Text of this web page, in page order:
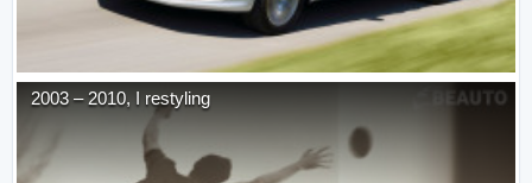
2003 – 2010, I restyling